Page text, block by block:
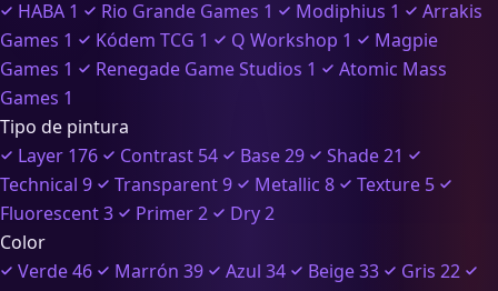
HABA 1 Rio Grande Games 1 Modiphius 1
Arrakis
Games 1 Kódem TCG 1 Q Workshop 1
Magpie
Games 1 Renegade Game Studios 1
Atomic Mass
Games 1
Tipo de pintura
Layer 176 Contrast 54 Base29 Shade21
Technical 9 Transparent9 Metallic 8 Texture 5
Fluorescent3 Primer2 Dry2
Color
Verde46 Marrón 39 Azul 34 Beige33 Gris 22